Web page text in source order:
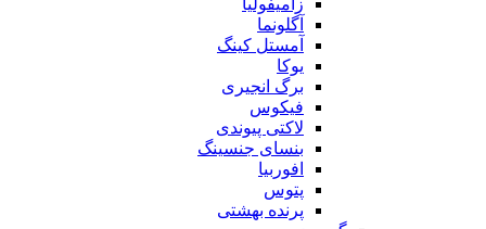
آگلونما
آمستل کینگ
یوکا
برگ انجیری
فیکوس
لاکتی پیوندی
بنسای جنسینگ
افوربیا
پتوس
پرنده بهشتی